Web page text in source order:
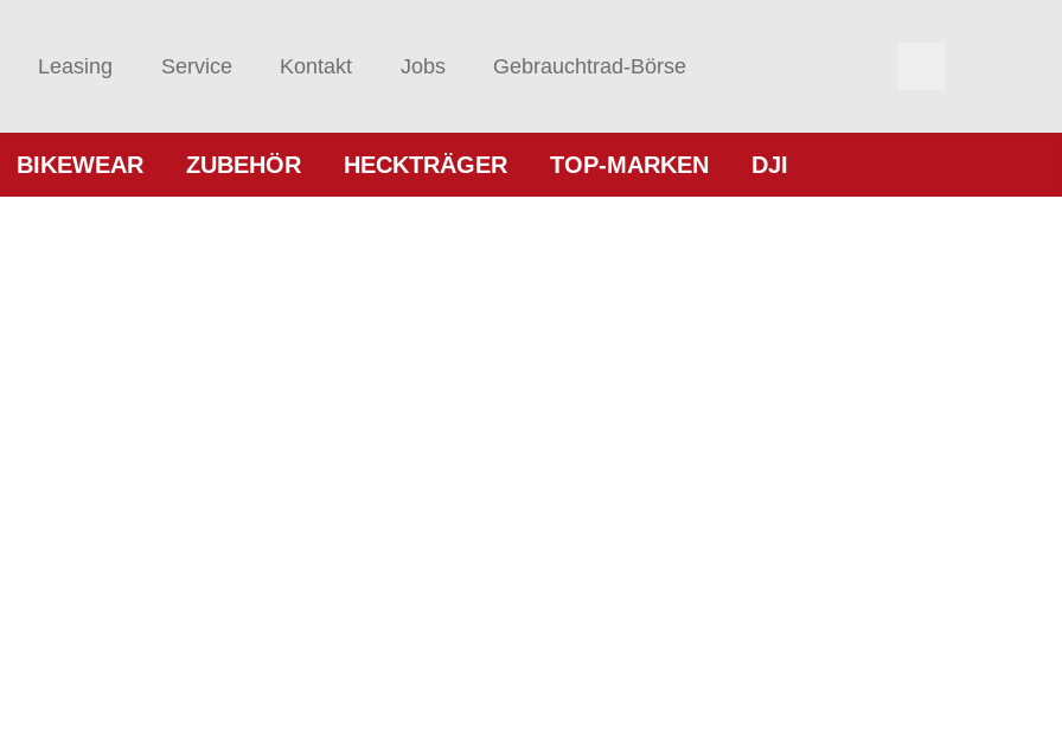
Leasing Service Kontakt Jobs Gebrauchtrad-Börse
BIKEWEAR ZUBEHÖR HECKTRÄGER TOP-MARKEN DJI